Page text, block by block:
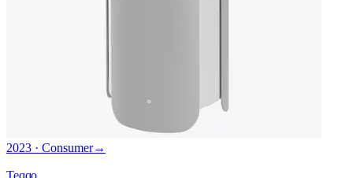
2023 · Consumer→